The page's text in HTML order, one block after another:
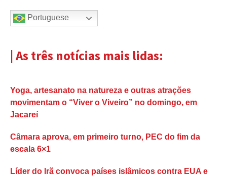
Portuguese
| As três notícias mais lidas:
Yoga, artesanato na natureza e outras atrações
movimentam o “Viver o Viveiro” no domingo, em
Jacareí
Câmara aprova, em primeiro turno, PEC do fim da
escala 6×1
Líder do Irã convoca países islâmicos contra EUA e